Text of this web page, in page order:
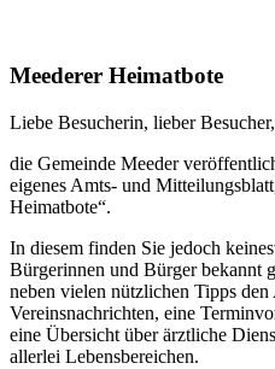
Meederer Heimatbote
Liebe Besucherin, lieber Besucher,
die Gemeinde Meeder
eigenes Amts- und
Heimatbote“.
In diesem finden Sie jedoch
Bürgerinnen und Bürger bekannt
neben vielen nützlichen Tipps
Vereinsnachrichten, eine
eine Übersicht über ärztliche
allerlei Lebensbereichen.